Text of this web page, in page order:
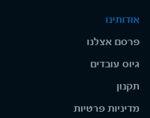
אודותינו
פרסם אצלנו
גיוס עובדים
תקנון
מדיניות פרטיות